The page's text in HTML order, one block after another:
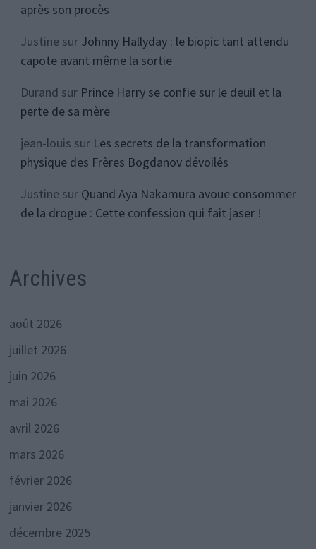
après son procès
Justinesur Johnny Hallyday : le biopic tant attendu
capote avant même la sortie
Durand sur Prince Harry se confie sur le deuil et la
perte de sa mère
jean-louis sur Les secrets de la transformation
physique des Frères Bogdanov dévoilés
Justinesur Quand Aya Nakamura avoue consommer
de la drogue : Cette confession qui fait jaser !
Archives
août 2026
juillet 2026
juin 2026
mai 2026
avril 2026
mars 2026
février 2026
janvier 2026
décembre 2025